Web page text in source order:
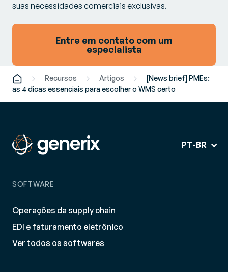
suas necessidades comerciais exclusivas.
Entre em contato com um
especialista
Recursos Artigos
[News brief] PMEs:
as 4 dicas essenciais para escolher o WMS certo
PT-BR
SOFTWARE
Operações da supply chain
EDI e faturamento eletrônico
Ver todos os softwares